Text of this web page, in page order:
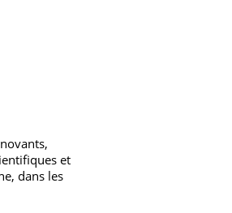
et
dans les